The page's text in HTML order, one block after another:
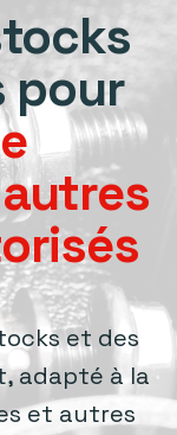
pour
et des
adapté à la
et autres